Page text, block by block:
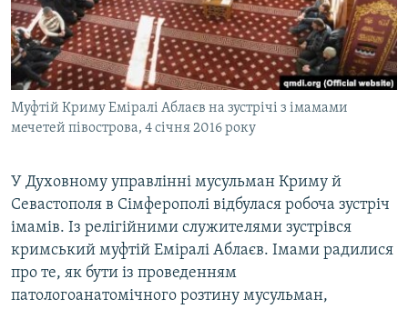
ВІДЕОУРОКИ «ELIFBE»
СВІДЧЕННЯ ОКУПАЦІЇ
УКРАЇНСЬКА ПРОБЛЕМА КРИМУ
ІНФОГРАФІКА
Русский
Qırımtatar
ДОЛУЧАЙСЯ!
Усі сайти RFE/RL
Муфтій Криму Еміралі Аблаєв на зустрічі з імамами
мечетей півострова, 4 січня 2016 року
У Духовному управлінні мусульман Криму й
Севастополя в Сімферополі відбулася робоча зустріч
імамів. Із релігійними служителями зустрівся
кримський муфтій Еміралі Аблаєв. Імами радилися
про те, як бути із проведенням
патологоанатомічного розтину мусульман,